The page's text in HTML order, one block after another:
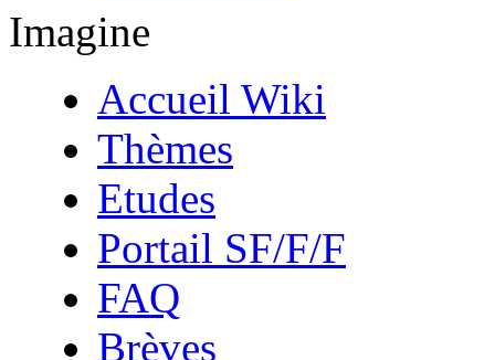
Imagine
Accueil Wiki
Thèmes
Etudes
Portail SF/F/F
FAQ
Brèves